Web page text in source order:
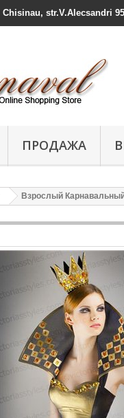
Chisinau, str.V.Alecsandri
ПРОДАЖА
Взрослый